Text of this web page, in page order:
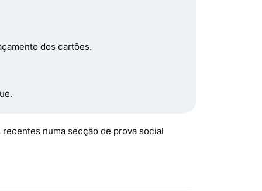
dos cartões.
numa secção de prova social